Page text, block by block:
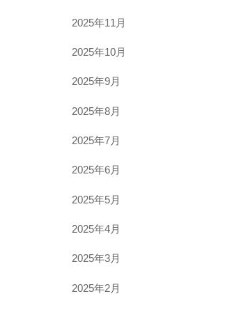
2025年11月
2025年10月
2025年9月
2025年8月
2025年7月
2025年6月
2025年5月
2025年4月
2025年3月
2025年2月